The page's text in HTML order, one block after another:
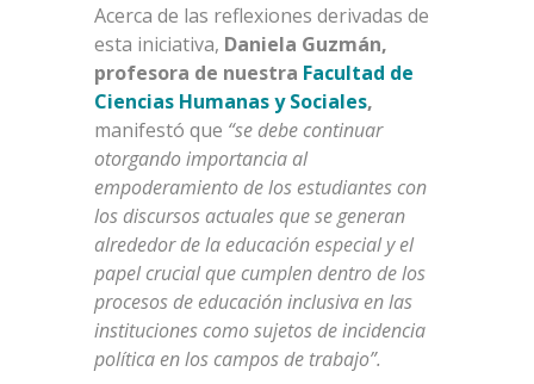
Acerca de las reflexiones derivadas de
esta iniciativa, Daniela Guzmán,
profesora de nuestra Facultad de
Ciencias Humanas y Sociales,
manifestó que “se debe continuar
otorgando importancia al
empoderamiento de los estudiantes con
los discursos actuales que se generan
alrededor de la educación especial y el
papel crucial que cumplen dentro de los
procesos de educación inclusiva en las
instituciones como sujetos de incidencia
política en los campos de trabajo”.